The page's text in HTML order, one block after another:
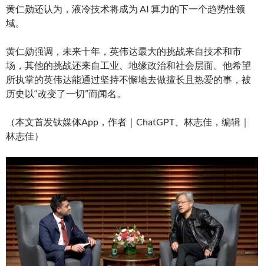
黄仁勋还认为，液冷技术将成为 AI 算力的下一个趋势性领
域。
黄仁勋强调，未来十年，英伟达最大的挑战来自技术和市
场，其他的挑战还来自工业、地缘政治和社会层面。他希望
所执掌的英伟达能通过坚持不懈地去做擅长且热爱的事，被
历史以“改变了一切”而闻名。
（本文首发钛媒体App，作者｜ChatGPT、林志佳，编辑｜
林志佳）